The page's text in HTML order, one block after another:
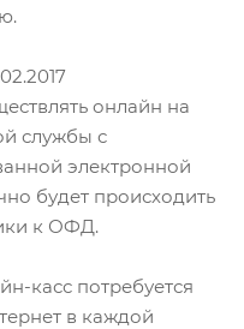
онлайн на
службы с
электронной
будет происходить
к ОФД.
касс потребуется
в каждой